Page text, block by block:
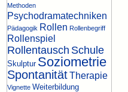
Methoden
Psychodramatechniken
Pädagogik Rollen Rollenbegriff
Rollenspiel
Rollentausch Schule
Skulptur Soziometrie
SpontanitätTherapie
Vignette Weiterbildung